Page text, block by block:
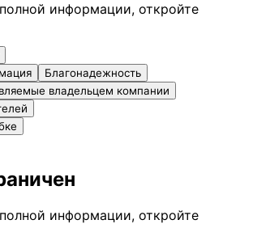
информации, откройте
Благонадежность
владельцем компании
информации, откройте